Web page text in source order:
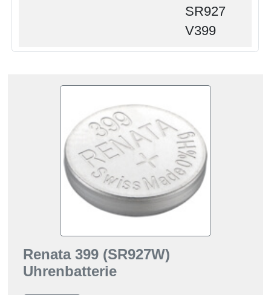
SR927
V399
Renata 399 (SR927W)
Uhrenbatterie